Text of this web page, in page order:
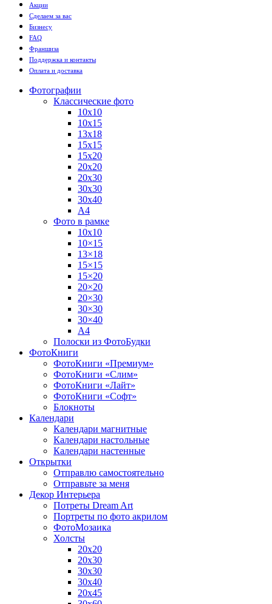
Акции
Сделаем за вас
Бизнесу
FAQ
Франшиза
Поддержка и контакты
Оплата и доставка
Фотографии
Классические фото
10х10
10х15
13х18
15х15
15х20
20х20
20х30
30х30
30х40
А4
Фото в рамке
10х10
10×15
13×18
15×15
15×20
20×20
20×30
30×30
30×40
A4
Полоски из ФотоБудки
ФотоКниги
ФотоКниги «Премиум»
ФотоКниги «Слим»
ФотоКниги «Лайт»
ФотоКниги «Софт»
Блокноты
Календари
Календари магнитные
Календари настольные
Календари настенные
Открытки
Отправлю самостоятельно
Отправьте за меня
Декор Интерьера
Потреты Dream Art
Портреты по фото акрилом
ФотоМозаика
Холсты
20х20
20х30
30х30
30х40
20х45